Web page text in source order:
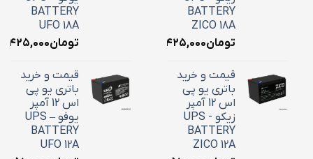
BATTERY
ZICO 18A
تومان۷,۴۲۵,۰۰۰
قیمت و خرید
باتری یو پی
اس 12 آمپر
زیکو - UPS
BATTERY
ZICO 12A
BATTERY
UFO 18A
تومان
قیمت و خرید
باتری یو پی
اس 12 آمپر
یوفو – UPS
BATTERY
UFO 12A